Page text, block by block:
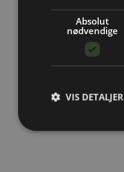
Absolut
nødvendige
VIS DETALJER